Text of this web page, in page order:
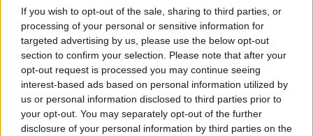
If you wish to opt-out of the sale, sharing to third parties, or
processing of your personal or sensitive information for
targeted advertising by us, please use the below opt-out
section to confirm your selection. Please note that after your
opt-out request is processed you may continue seeing
interest-based ads based on personal information utilized by
us or personal information disclosed to third parties prior to
your opt-out. You may separately opt-out of the further
disclosure of your personal information by third parties on the
Letra Fiesta
Letra Lejos De La Ciudad (ft. Camilo)
Letra Arruinarmelo